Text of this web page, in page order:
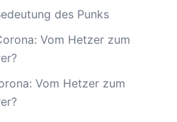
des Punks
Vom Hetzer zum
Vom Hetzer zum